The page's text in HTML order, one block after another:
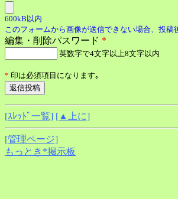
600kB以内
このフォームから画像が送信できない場合、投
編集・削除パスワード *
英数字で4文字以上8文字以内
* 印は必須項目になります｡
[ｽﾚｯﾄﾞ一覧] [▲上に]
[管理ページ]
もっとき*掲示板